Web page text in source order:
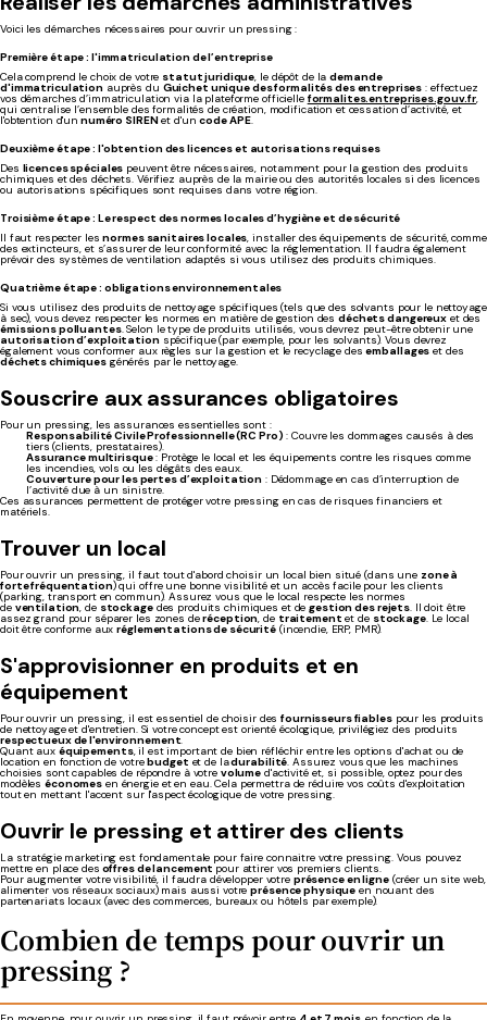
Voici les démarches nécessaires pour ouvrir un pressing :
Première étape : l'immatriculation de l’entreprise
Cela comprend le choix de votre statut juridique, le dépôt de lademande
d'immatriculationauprès du Guichet unique des formalités des entreprises : effectuez
vos démarches d’immatriculation via la plateforme officielle formalites.entreprises.gouv.fr,
qui centralise l’ensemble des formalités de création, modification et cessation d’activité, et
l'obtention d'un numéro SIRENet d'uncode APE.
Deuxième étape : l'obtention des licences et autorisations requises
Des licences spéciales peuvent être nécessaires, notamment pour la gestion des produits
chimiques et des déchets. Vérifiez auprès de la mairie ou des autorités locales si des licences
ou autorisations spécifiques sont requises dans votre région.
Troisième étape : Le respect des normes locales d’hygiène et de sécurité
Il faut respecter lesnormes sanitaires locales, installer des équipements de sécurité, comme
des extincteurs, et s’assurer de leur conformité avec la réglementation. Il faudra également
prévoir des systèmes de ventilation adaptés si vous utilisez des produits chimiques.
Quatrième étape : obligations environnementales
Si vous utilisez des produits de nettoyage spécifiques (tels que des solvants pour le nettoyage
à sec), vous devez respecter les normes en matière de gestion desdéchets dangereux et des
émissions polluantes. Selon le type de produits utilisés, vous devrez peut-être obtenir une
autorisation d’exploitationspécifique (par exemple, pour les solvants). Vous devrez
également vous conformer aux règles sur la gestion et le recyclage desemballages et des
déchets chimiquesgénérés par le nettoyage.
Souscrire aux assurances obligatoires
Pour un pressing, les assurances essentielles sont :
Responsabilité Civile Professionnelle (RC Pro) : Couvre les dommages causés à des
tiers (clients, prestataires).
Assurance multirisque: Protège le local et les équipements contre les risques comme
les incendies, vols ou les dégâts des eaux.
Couverture pour les pertes d’exploitation : Dédommage en cas d’interruption de
l’activité due à un sinistre.
Ces assurances permettent de protéger votre pressing en cas de risques financiers et
matériels.
Trouver un local
Pour ouvrir un pressing, il faut tout d'abord choisir un local bien situé (dans une zone à
forte fréquentation) qui offre une bonne visibilité et un accès facile pour les clients
(parking, transport en commun). Assurez vous que le local respecte les normes
de ventilation, de stockagedes produits chimiques et degestion des rejets. Il doit être
assez grand pour séparer les zones deréception, de traitement et de stockage. Le local
doit être conforme auxréglementations de sécurité (incendie, ERP, PMR).
S'approvisionner en produits et en
équipement
Pour ouvrir un pressing, il est essentiel de choisir desfournisseurs fiablespour les produits
de nettoyage et d'entretien. Si votre concept est orienté écologique, privilégiez des produits
respectueux de l'environnement.
Quant aux équipements, il est important de bien réfléchir entre les options d'achat ou de
location en fonction de votrebudget et de ladurabilité. Assurez vous que les machines
choisies sont capables de répondre à votre volume d'activité et, si possible, optez pour des
modèleséconomes en énergie et en eau. Cela permettra de réduire vos coûts d'exploitation
tout en mettant l'accent sur l'aspect écologique de votre pressing.
Ouvrir le pressing et attirer des clients
La stratégie marketing est fondamentale pour faire connaitre votre pressing. Vous pouvez
mettre en place des offres de lancementpour attirer vos premiers clients.
Pour augmenter votre visibilité, il faudra développer votre présence en ligne(créer un site web,
alimenter vos réseaux sociaux) mais aussi votreprésence physique en nouant des
partenariats locaux (avec des commerces, bureaux ou hôtels par exemple).
Combien de temps pour ouvrir un
pressing ?